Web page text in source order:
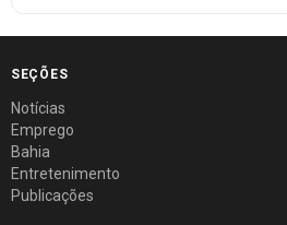
SEÇÕES
Notícias
Emprego
Bahia
Entretenimento
Publicações